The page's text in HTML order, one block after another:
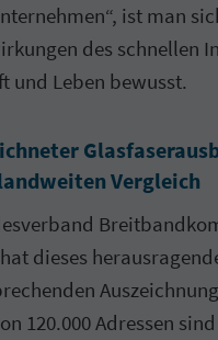
ist man
des schnellen
und Leben bewusst.
Vergleich
hat dieses
120.000 Adressen